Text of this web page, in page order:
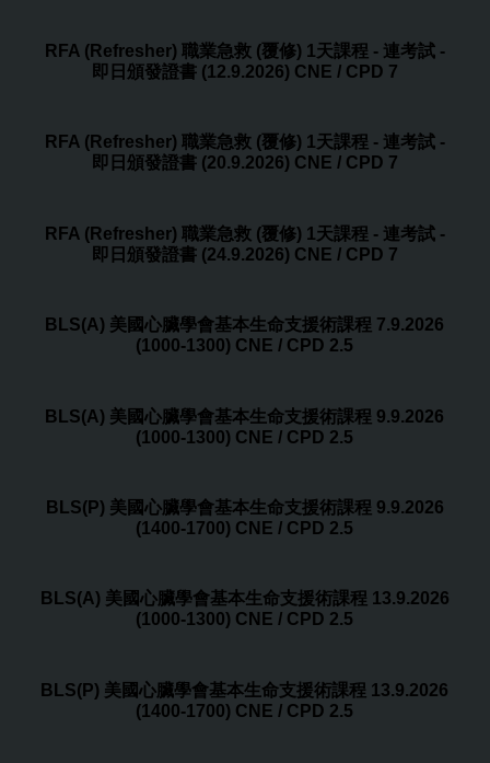
RFA (Refresher) 職業急救 (覆修) 1天課程 - 連考試 -
即日頒發證書 (12.9.2026) CNE / CPD 7
RFA (Refresher) 職業急救 (覆修) 1天課程 - 連考試 -
即日頒發證書 (20.9.2026) CNE / CPD 7
RFA (Refresher) 職業急救 (覆修) 1天課程 - 連考試 -
即日頒發證書 (24.9.2026) CNE / CPD 7
BLS(A) 美國心臟學會基本生命支援術課程 7.9.2026
(1000-1300) CNE / CPD 2.5
BLS(A) 美國心臟學會基本生命支援術課程 9.9.2026
(1000-1300) CNE / CPD 2.5
BLS(P) 美國心臟學會基本生命支援術課程 9.9.2026
(1400-1700) CNE / CPD 2.5
BLS(A) 美國心臟學會基本生命支援術課程 13.9.2026
(1000-1300) CNE / CPD 2.5
BLS(P) 美國心臟學會基本生命支援術課程 13.9.2026
(1400-1700) CNE / CPD 2.5